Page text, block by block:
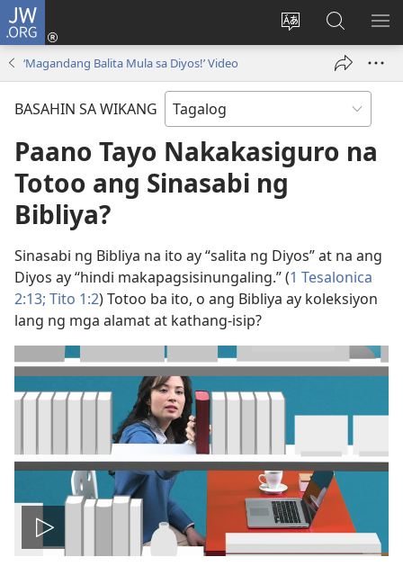
JW.ORG
Baguhin
ng
Mag-
log
bubukas
bagong
window)
sa
JW.ORG
‘Magandang Balita Mula sa Diyos!’ Video
BASAHIN SA WIKANG
Paano Tayo Nakakasiguro na
Totoo ang Sinasabi ng
Bibliya?
Sinasabi ng Bibliya na ito ay “salita ng Diyos” at na ang
Diyos ay “hindi makapagsisinungaling.” (1 Tesalonica
2:13; Tito 1:2) Totoo ba ito, o ang Bibliya ay koleksiyon
lang ng mga alamat at kathang-isip?
I-